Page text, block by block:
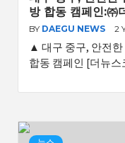
방 합동 캠페인:㈜
BY DAEGU NEWS 2
▲ 대구 중구, 안전
합동 캠페인 [더뉴스